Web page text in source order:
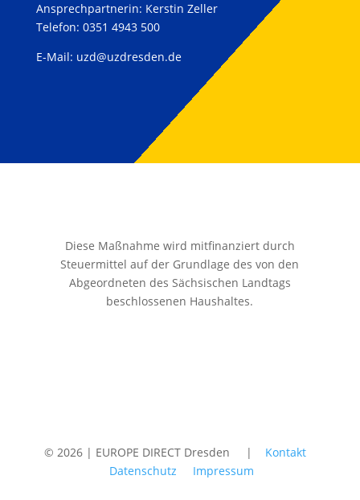
Ansprechpartnerin: Kerstin Zeller
Telefon: 0351 4943 500
E-Mail: uzd@uzdresden.de
Diese Maßnahme wird mitfinanziert durch
Steuermittel auf der Grundlage des von den
Abgeordneten des Sächsischen Landtags
beschlossenen Haushaltes.
© 2026 | EUROPE DIRECT Dresden | Kontakt
Datenschutz
Impressum